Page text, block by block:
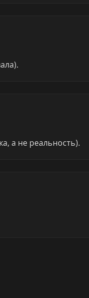
а не реальность).